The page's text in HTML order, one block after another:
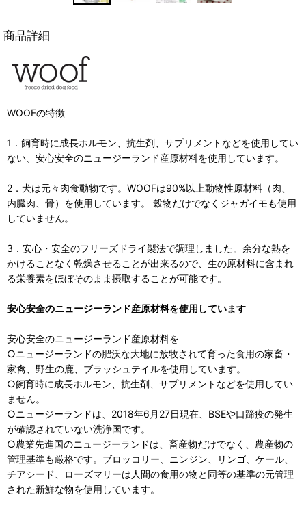
商品詳細
WOOFの特徴
1．飼育時に成長ホルモン、抗生剤、サプリメントなどを使用してい
ない、安心安全のニュージーランド産原材料を使用しています。
2．犬は元々肉食動物です。WOOFは90%以上動物性原材料（肉、
内臓肉、骨）を使用しています。 穀物だけでなくジャガイモも使用
していません。
3．安心・安全のフリーズドライ製法で調理しました。余分な熱を
かけることなく乾燥させることが出来るので、生の原材料に含まれ
る栄養素をほぼそのまま摂取することが可能です。
安心安全のニュージーランド産原材料を使用しています
安心安全のニュージーランド産原材料を
○ニュージーランドの肥沃な大地に放牧されて育った食用の家畜・
家禽、野生の鹿、ブラッシュテイルを使用しています。
○飼育時に成長ホルモン、抗生剤、サプリメントなどを使用してい
ません。
○ニュージーランドは、2018年6月27日現在、BSEや口蹄疫の発生
が確認されていない洗浄国です。
○農業先進国のニュージーランドは、畜産物だけでなく、農産物の
管理基準も厳格です。ブロッコリー、ニンジン、リンゴ、ケール、
チアシード、ローズマリーは人間の食用の物と同等の基準の元管理
された新鮮な物を使用しています。